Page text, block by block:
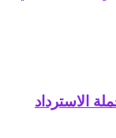
الاسترداد